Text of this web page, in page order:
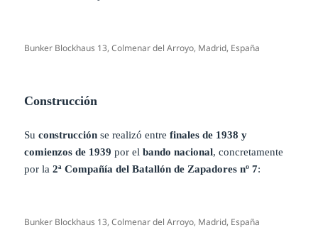
Bunker Blockhaus 13, Colmenar del Arroyo, Madrid, España
Construcción
Suconstrucción se realizó entrefinales de 1938 y
comienzos de 1939 por elbando nacional, concretamente
por la2ª Compañía del Batallón de Zapadores nº 7:
Bunker Blockhaus 13, Colmenar del Arroyo, Madrid, España